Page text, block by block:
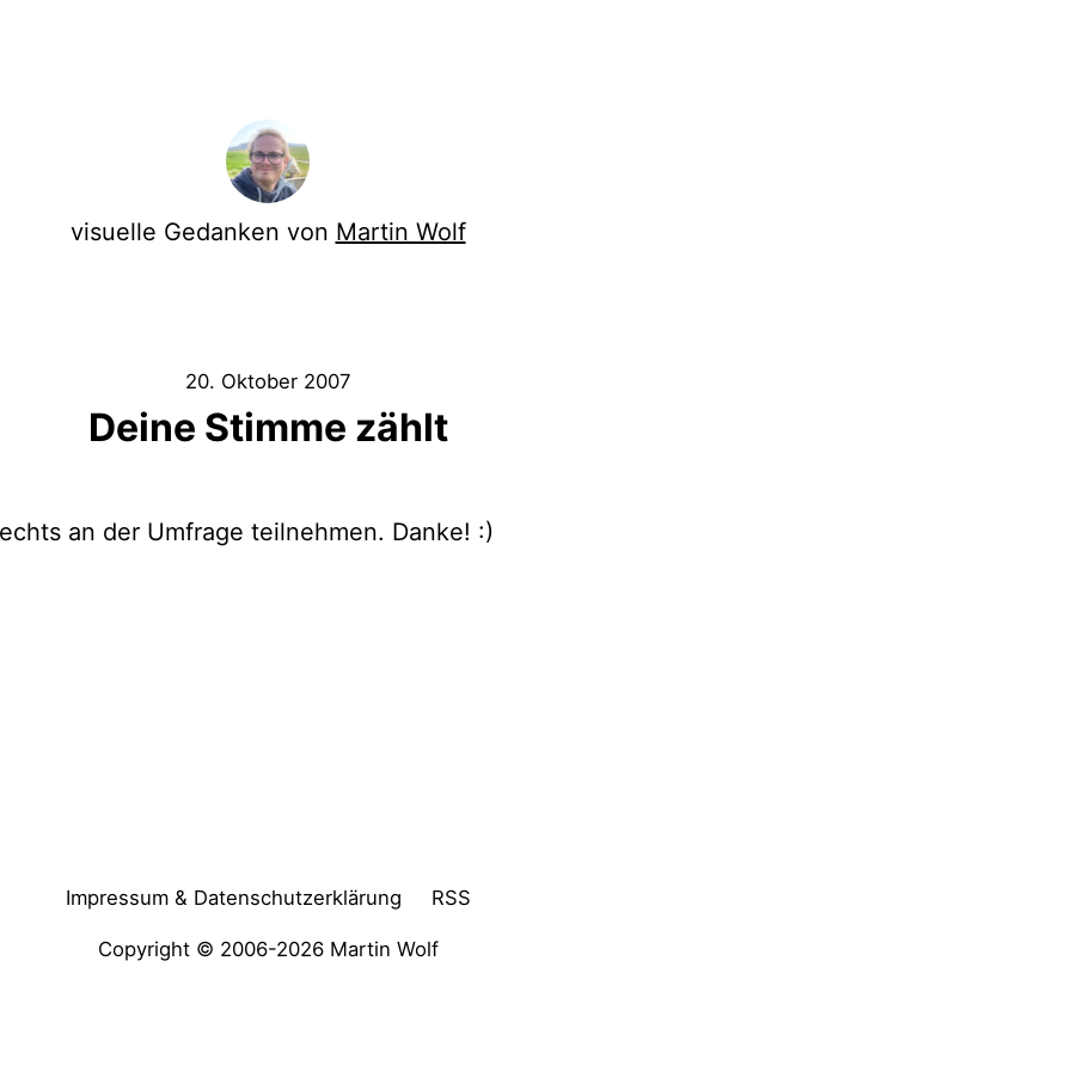
visuelle Gedanken von Martin Wolf
20. Oktober 2007
Deine Stimme zählt
an der Umfrage teilnehmen. Danke! :)
Impressum & Datenschutzerklärung RSS
Copyright © 2006-2026 Martin Wolf